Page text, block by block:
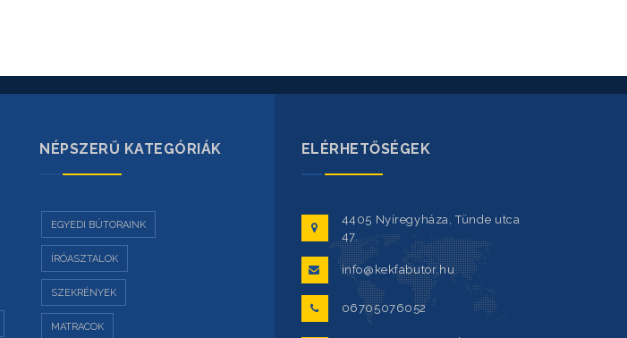
NÉPSZERŰ KATEGÓRIÁK
EGYEDI BÚTORAINK
ÍRÓASZTALOK
SZEKRÉNYEK
MATRACOK
ELÉRHETŐSÉGEK
4405 Nyíregyháza, Tünde utca
47.
info@kekfabutor.hu
06705076052